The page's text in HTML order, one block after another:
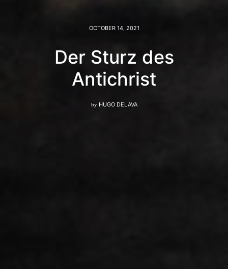
OCTOBER 14, 2021
Der Sturz des
Antichrist
by HUGO DELAVA